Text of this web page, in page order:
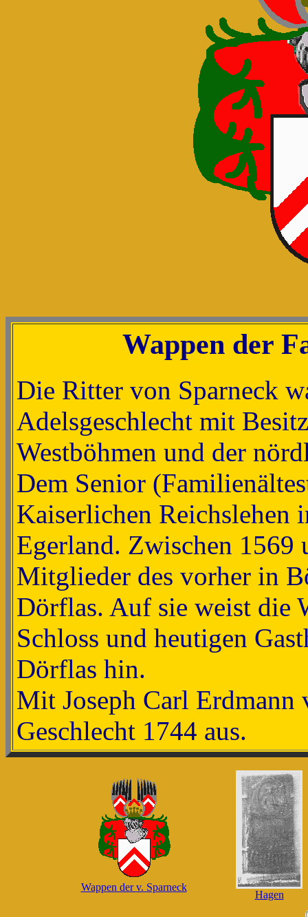
Wappen der
Die Ritter von Sparneck
Adelsgeschlecht mit
Westböhmen und der
Dem Senior
Kaiserlichen Reichslehen
Egerland. Zwischen 1569
Mitglieder des vorher in
Dörflas. Auf sie weist die
Schloss und heutigen
Dörflas hin.
Mit Joseph Carl Erdmann
Geschlecht 1744 aus.
Wappen der v. Sparneck
Hagen